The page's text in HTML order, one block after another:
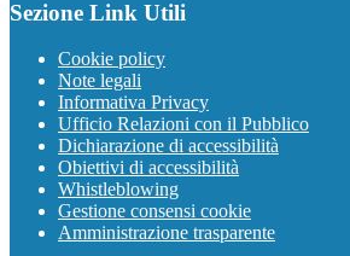
Sezione Link Utili
Cookie policy
Note legali
Informativa Privacy
Ufficio Relazioni con il Pubblico
Dichiarazione di accessibilità
Obiettivi di accessibilità
Whistleblowing
Gestione consensi cookie
Amministrazione trasparente